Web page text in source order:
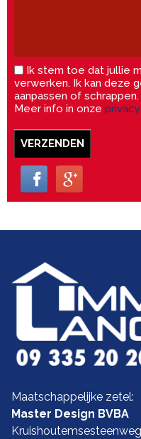
Ik stem toe dat jullie
verwerken. Ik kan deze
aanpassen of schrappen.
Meer info in onze
VERZENDEN
Maatschappelijke zetel:
Master Design BVBA